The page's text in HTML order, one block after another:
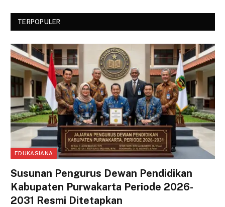
TERPOPULER
EDUKASIANA
Susunan Pengurus Dewan Pendidikan
Kabupaten Purwakarta Periode 2026-
2031 Resmi Ditetapkan